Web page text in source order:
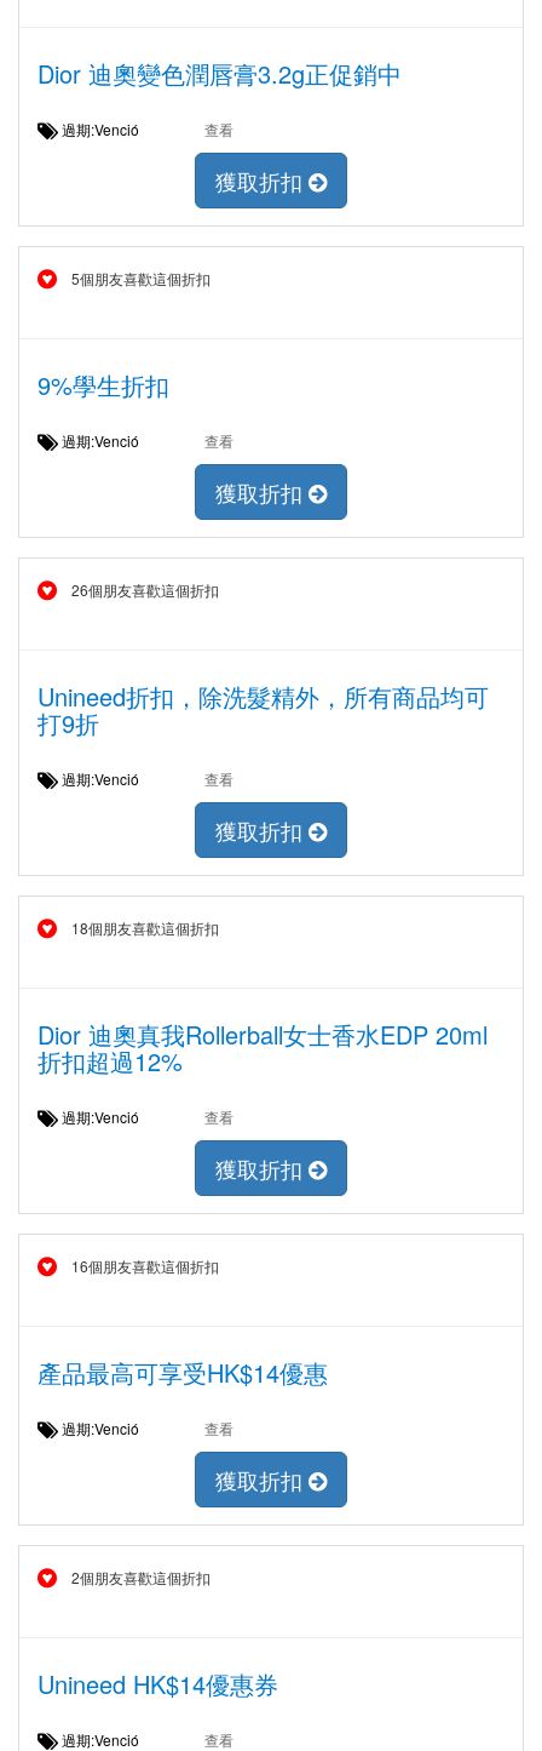
Dior 迪奧變色潤唇膏3.2g正促銷中
過期:Venció 查看
獲取折扣
5個朋友喜歡這個折扣
9%學生折扣
過期:Venció 查看
獲取折扣
26個朋友喜歡這個折扣
Unineed折扣，除洗髮精外，所有商品均可
打9折
過期:Venció 查看
獲取折扣
18個朋友喜歡這個折扣
Dior 迪奧真我Rollerball女士香水EDP 20ml
折扣超過12%
過期:Venció 查看
獲取折扣
16個朋友喜歡這個折扣
產品最高可享受HK$14優惠
過期:Venció 查看
獲取折扣
2個朋友喜歡這個折扣
Unineed HK$14優惠券
過期:Venció 查看